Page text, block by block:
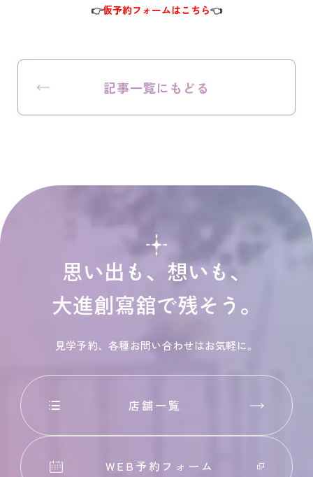
👉仮予約フォームはこちら👈
記事一覧にもどる
思い出も、想いも、
大進創寫舘で残そう。
見学予約、各種お問い合わせはお気軽に。
店舗一覧
WEB予約フォーム